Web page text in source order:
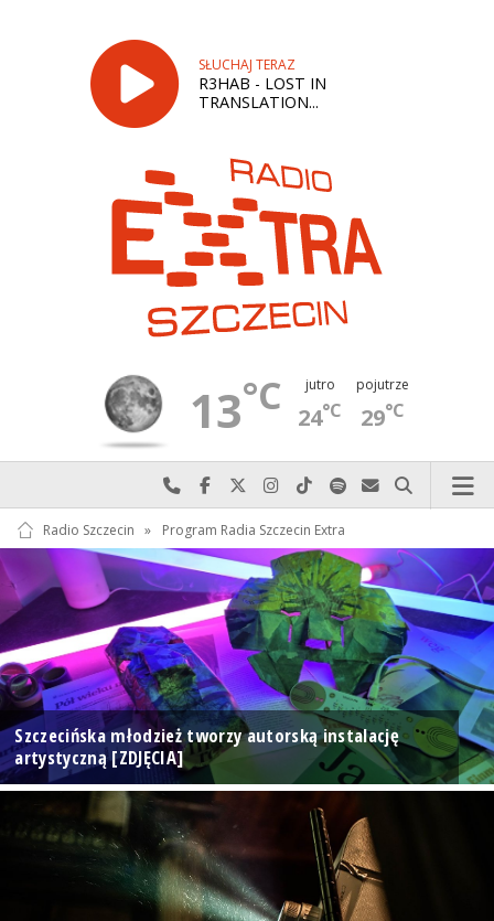
SŁUCHAJ TERAZ
R3HAB - LOST IN
TRANSLATION...
13°C jutro
24°C
pojutrze
29°C
Najlepiej po prostu do nas zadzwoń
Odwiedź nas na Facebook-u
Odwiedź nas na X
Odwiedź nas na Instagram-ie
Odwiedź nas na TikTok-u
Szukaj nas na Spotify
Wyślij do nas
Szukaj
Radio Szczecin » Program Radia Szczecin Extra
Szczecińska młodzież tworzy autorską instalację
artystyczną [ZDJĘCIA]